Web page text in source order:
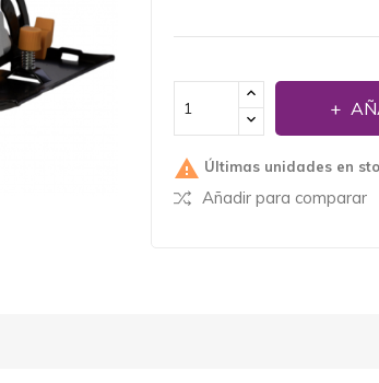
 Últimas unidades en
Añadir para comparar